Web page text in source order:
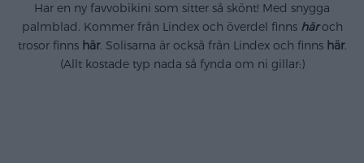
Har en ny favvobikini som sitter så skönt! Med snygga
palmblad. Kommer från Lindex och överdel finns häroch
trosor finns här. Solisarna är också från Lindex och finns här.
(Allt kostade typ nada så fynda om ni gillar:)